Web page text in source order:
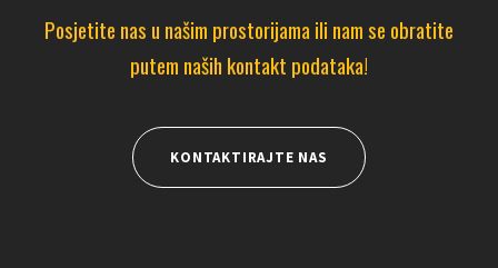
Posjetite nas u našim prostorijama ili nam se obratite
putem naših kontakt podataka!
KONTAKTIRAJTE NAS